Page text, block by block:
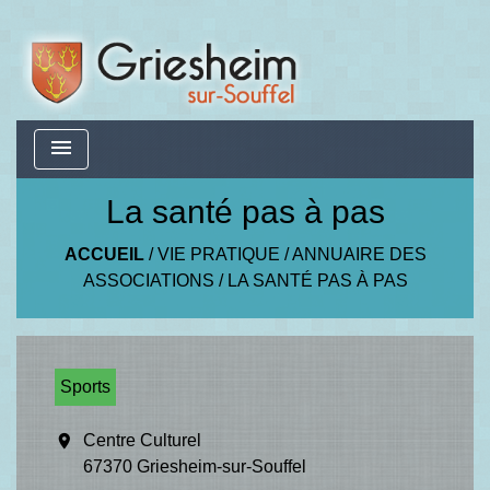
menu
La santé pas à pas
ACCUEIL/VIE PRATIQUE /ANNUAIRE DES
ASSOCIATIONS / LA SANTÉ PAS À PAS
Sports
location_on
Centre Culturel
67370 Griesheim-sur-Souffel